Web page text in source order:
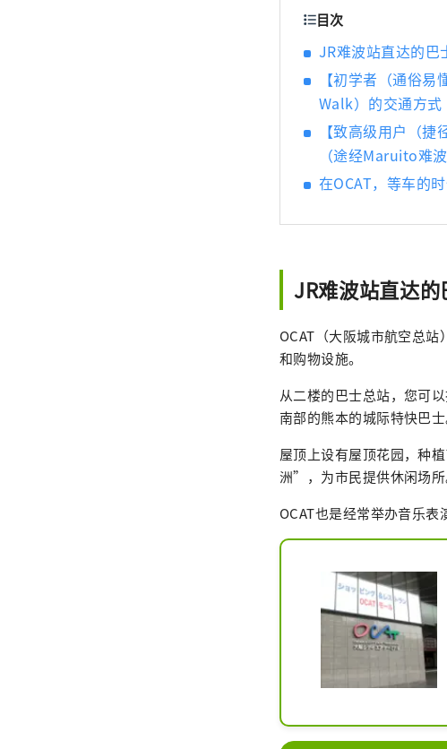
目次
JR难波站直达的巴
【初学者（通俗
Walk）的交通方式
【致高级用户（
（途经Maruito难
在OCAT，等车的
JR难波站直达的
OCAT（大阪城市航空总
和购物设施。
从二楼的巴士总站，您可
南部的熊本的城际特快巴士
屋顶上设有屋顶花园，种
洲”，为市民提供休闲场所
OCAT也是经常举办音乐